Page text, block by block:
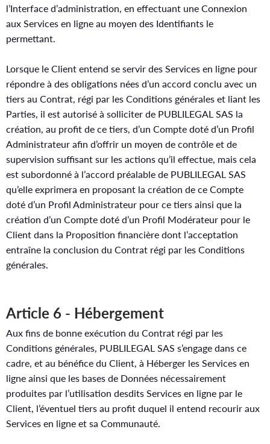
l’Interface d’administration, en effectuant une Connexion
aux Services en ligne au moyen des Identifiants le
permettant.
Lorsque le Client entend se servir des Services en ligne pour
répondre à des obligations nées d’un accord conclu avec un
tiers au Contrat, régi par les Conditions générales et liant les
Parties, il est autorisé à solliciter de PUBLILEGAL SAS la
création, au profit de ce tiers, d’un Compte doté d’un Profil
Administrateur afin d’offrir un moyen de contrôle et de
supervision suffisant sur les actions qu’il effectue, mais cela
est subordonné à l’accord préalable de PUBLILEGAL SAS
qu’elle exprimera en proposant la création de ce Compte
doté d’un Profil Administrateur pour ce tiers ainsi que la
création d’un Compte doté d’un Profil Modérateur pour le
Client dans la Proposition financière dont l’acceptation
entraîne la conclusion du Contrat régi par les Conditions
générales.
Article 6 - Hébergement
Aux fins de bonne exécution du Contrat régi par les
Conditions générales, PUBLILEGAL SAS s’engage dans ce
cadre, et au bénéfice du Client, à Héberger les Services en
ligne ainsi que les bases de Données nécessairement
produites par l’utilisation desdits Services en ligne par le
Client, l’éventuel tiers au profit duquel il entend recourir aux
Services en ligne et sa Communauté.